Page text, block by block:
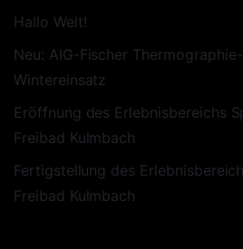
Hallo Welt!
Neu: AIG-Fischer
Wintereinsatz
Eröffnung des Erlebnisbereichs
Freibad Kulmbach
Fertigstellung des
Freibad Kulmbach